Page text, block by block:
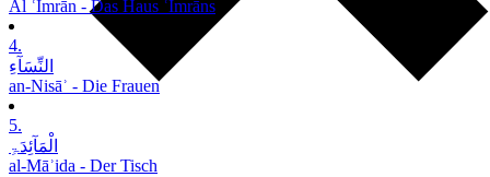
Āl ʿImrān - Das Haus ʿImrāns
4.
النِّسَآءِ
an-Nisāʾ - Die Frauen
5.
الْمَآئِدَۃِ
al-Māʾida - Der Tisch